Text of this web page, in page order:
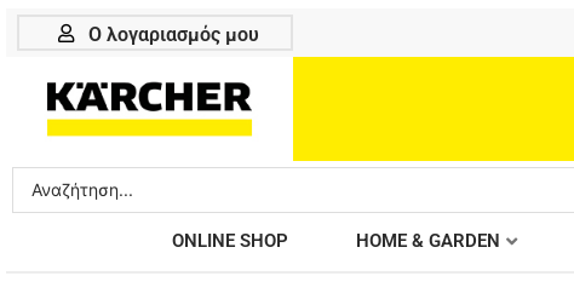
Μετάβαση
Ο λογαριασμός μου
Search
...
ONLINE SHOP HOME & GARDEN